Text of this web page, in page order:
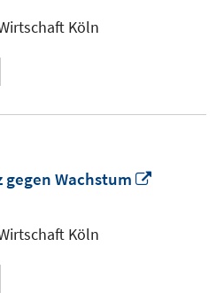
Köln
Wachstum
Köln